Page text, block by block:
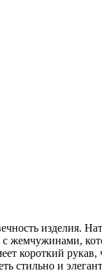
изделия.
жемчужинами,
рукав,
стильно и